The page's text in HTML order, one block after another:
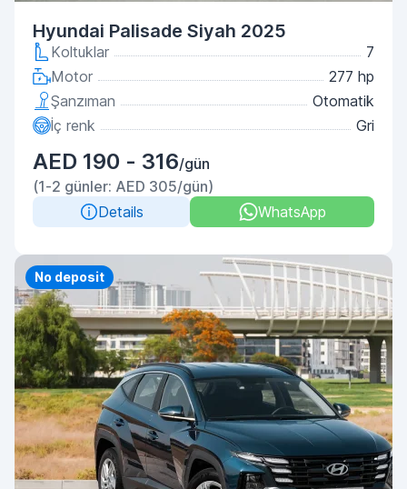
Hyundai Palisade Siyah 2025
Koltuklar
7
Motor
277 hp
Şanzıman
Otomatik
İç renk
Gri
AED 190 - 316/gün
(1-2 günler: AED 305/gün)
Details
WhatsApp
Priority
No deposit